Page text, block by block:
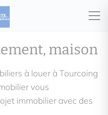
maison
à louer à Tourcoing
vous
immobilier avec des